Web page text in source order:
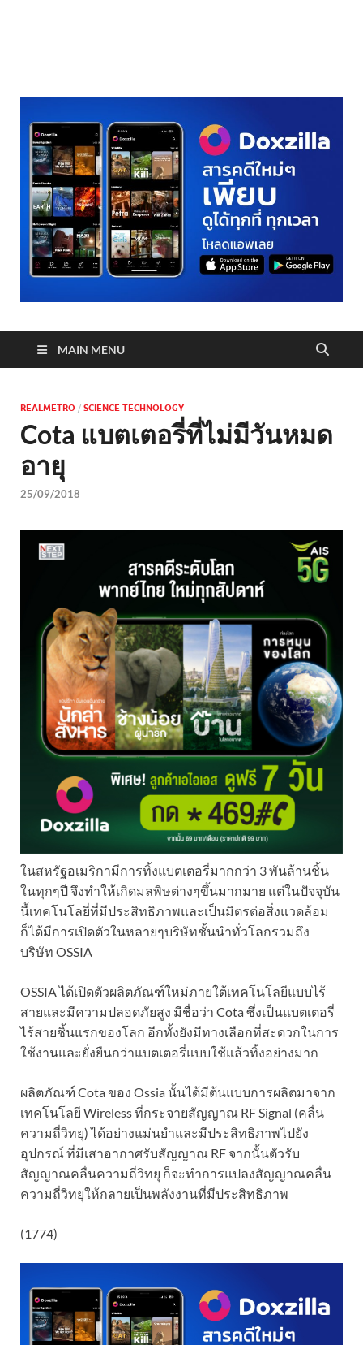
MAIN MENU
REALMETRO / SCIENCE TECHNOLOGY
Cota แบตเตอรี่ที่ไม่มีวันหมด
อายุ
25/09/2018
ในสหรัฐอเมริกามีการทิ้งแบตเตอรี่มากกว่า 3 พันล้านชิ้น
ในทุกๆปี จึงทำให้เกิดมลพิษต่างๆขึ้นมากมาย แต่ในปัจจุบัน
นี้เทคโนโลยี่ที่มีประสิทธิภาพและเป็นมิตรต่อสิ่งแวดล้อม
ก็ได้มีการเปิดตัวในหลายๆบริษัทชั้นนำทั่วโลกรวมถึง
บริษัท OSSIA
OSSIA ได้เปิดตัวผลิตภัณฑ์ใหม่ภายใต้เทคโนโลยีแบบไร้
สายและมีความปลอดภัยสูง มีชื่อว่า Cota ซึ่งเป็นแบตเตอรี่
ไร้สายชิ้นแรกของโลก อีกทั้งยังมีทางเลือกที่สะดวกในการ
ใช้งานและยั่งยืนกว่าแบตเตอรี่แบบใช้แล้วทิ้งอย่างมาก
ผลิตภัณฑ์ Cota ของ Ossia นั้นได้มีต้นแบบการผลิตมาจาก
เทคโนโลยี Wireless ที่กระจายสัญญาณ RF Signal (คลื่น
ความถี่วิทยุ) ได้อย่างแม่นยำและมีประสิทธิภาพไปยัง
อุปกรณ์ ที่มีเสาอากาศรับสัญญาณ RF จากนั้นตัวรับ
สัญญาณคลื่นความถี่วิทยุ ก็จะทำการแปลงสัญญาณคลื่น
ความถี่วิทยุให้กลายเป็นพลังงานที่มีประสิทธิภาพ
(1774)